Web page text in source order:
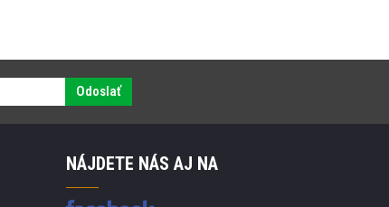
Odoslať
NÁJDETE NÁS AJ NA